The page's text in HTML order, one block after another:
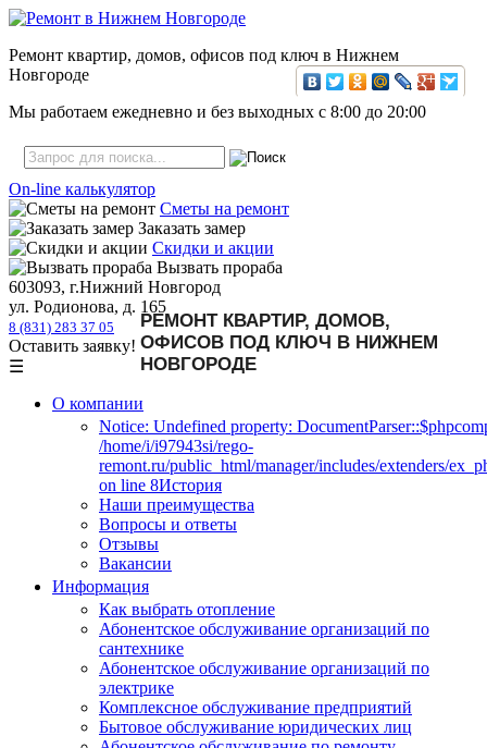
Ремонт квартир, домов, офисов под ключ в Нижнем
Новгороде
Мы работаем ежедневно и без выходных с 8:00 до 20:00
On-line калькулятор
Сметы на ремонт
Заказать замер
Скидки и акции
Вызвать прораба
603093, г.Нижний Новгород
ул. Родионова, д. 165
8 (831) 283 37 05
Оставить заявку!
☰
О компании
Notice: Undefined property:
/home/i/i97943si/rego-
remont.ru/public_html/manager/includes/extenders/
on line 8История
Наши преимущества
Вопросы и ответы
Отзывы
Вакансии
Информация
Как выбрать отопление
Абонентское обслуживание организаций по
сантехнике
Абонентское обслуживание организаций по
электрике
Комплексное обслуживание предприятий
Бытовое обслуживание юридических лиц
РЕМОНТ КВАРТИР, ДОМОВ,
ОФИСОВ ПОД КЛЮЧ В НИЖНЕМ
НОВГОРОДЕ